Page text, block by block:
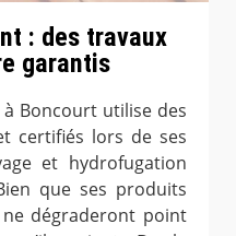
: des travaux
garantis
Boncourt utilise des
certifiés lors de ses
et hydrofugation
que ses produits
dégraderont point